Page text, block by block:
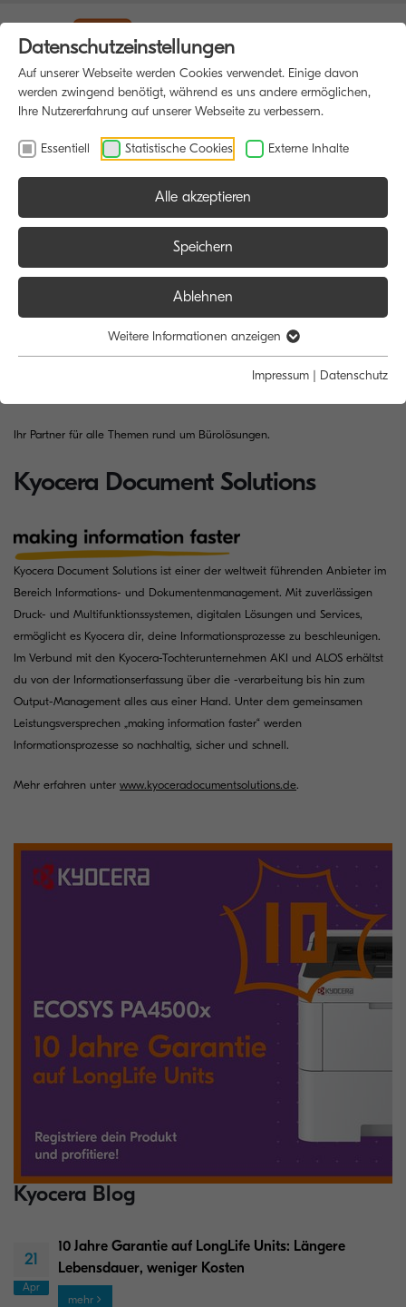
Willkommen
Ihr Partner für alle Themen rund um Bürolösungen.
Kyocera Document Solutions
Kyocera Document Solutions ist einer der weltweit führenden Anbieter im
Bereich Informations- und Dokumentenmanagement. Mit zuverlässigen
Druck- und Multifunktionssystemen, digitalen Lösungen und Services,
ermöglicht es Kyocera dir, deine Informationsprozesse zu beschleunigen.
Im Verbund mit den Kyocera-Tochterunternehmen AKI und ALOS erhältst
du von der Informationserfassung über die -verarbeitung bis hin zum
Output-Management alles aus einer Hand. Unter dem gemeinsamen
Leistungsversprechen „making information faster“ werden
Informationsprozesse so nachhaltig, sicher und schnell.
Mehr erfahren unter www.kyoceradocumentsolutions.de.
Kyocera Blog
21
Apr
10 Jahre Garantie auf LongLife Units: Längere
Lebensdauer, weniger Kosten
mehr
Datenschutzeinstellungen
Auf unserer Webseite werden Cookies verwendet. Einige davon
werden zwingend benötigt, während es uns andere ermöglichen,
Ihre Nutzererfahrung auf unserer Webseite zu verbessern.
Essentiell Statistische Cookies Externe Inhalte
Alle akzeptieren
Speichern
Ablehnen
Weitere Informationen anzeigen
Impressum | Datenschutz